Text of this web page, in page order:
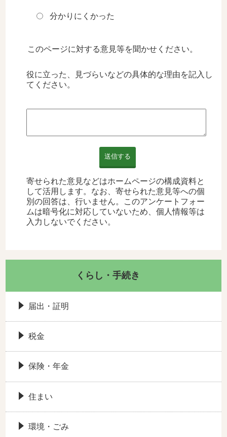
分かりにくかった
このページに対する意見等を聞かせください。
役に立った、見づらいなどの具体的な理由を記入し
てください。
送信する
寄せられた意見などはホームページの構成資料と
して活用します。なお、寄せられた意見等への個
別の回答は、行いません。このアンケートフォー
ムは暗号化に対応していないため、個人情報等は
入力しないでください。
くらし・手続き
届出・証明
税金
保険・年金
住まい
環境・ごみ